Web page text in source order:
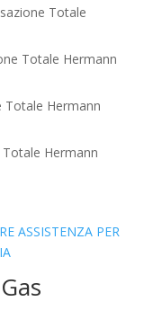
Totale
Totale Hermann
Totale Hermann
Hermann
ASSISTENZA PER